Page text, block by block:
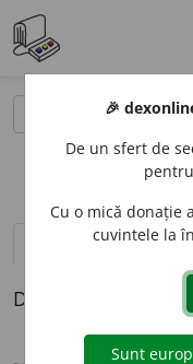
definiții (1)
Definiția cu ID-ul
🎉
De un sfert de
Cu o mică donație
cuvintele la